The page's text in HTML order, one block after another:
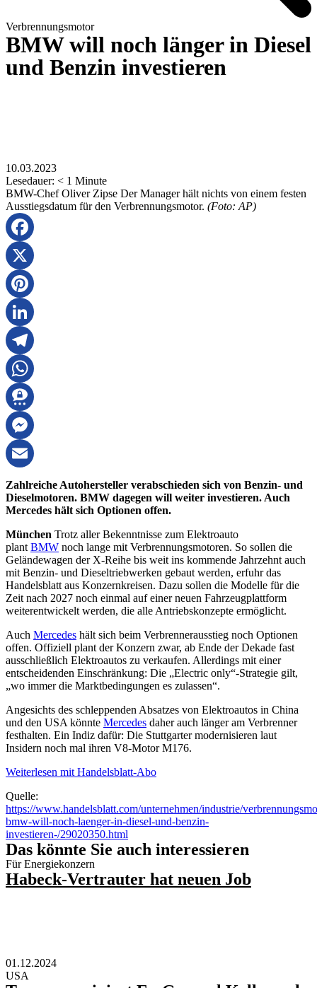
Verbrennungsmotor
BMW will noch länger in Diesel
und Benzin investieren
10.03.2023
Lesedauer: < 1 Minute
BMW-Chef Oliver Zipse Der Manager hält nichts von einem festen
Ausstiegsdatum für den Verbrennungsmotor. (Foto: AP)
Facebook
X
Pinterest
LinkedIn
Telegram
WhatsApp
Threema
Messenger
Email
Zahlreiche Autohersteller verabschieden sich von Benzin- und
Dieselmotoren. BMW dagegen will weiter investieren. Auch
Mercedes hält sich Optionen offen.
München Trotz aller Bekenntnisse zum Elektroauto
plant BMW noch lange mit Verbrennungsmotoren. So sollen die
Geländewagen der X-Reihe bis weit ins kommende Jahrzehnt auch
mit Benzin- und Dieseltriebwerken gebaut werden, erfuhr das
Handelsblatt aus Konzernkreisen. Dazu sollen die Modelle für die
Zeit nach 2027 noch einmal auf einer neuen Fahrzeugplattform
weiterentwickelt werden, die alle Antriebskonzepte ermöglicht.
Auch Mercedes hält sich beim Verbrennerausstieg noch Optionen
offen. Offiziell plant der Konzern zwar, ab Ende der Dekade fast
ausschließlich Elektroautos zu verkaufen. Allerdings mit einer
entscheidenden Einschränkung: Die „Electric only“-Strategie gilt,
„wo immer die Marktbedingungen es zulassen“.
Angesichts des schleppenden Absatzes von Elektroautos in China
und den USA könnte Mercedes daher auch länger am Verbrenner
festhalten. Ein Indiz dafür: Die Stuttgarter modernisieren laut
Insidern noch mal ihren V8-Motor M176.
Weiterlesen mit Handelsblatt-Abo
Quelle:
https://www.handelsblatt.com/unternehmen/industrie/
bmw-will-noch-laenger-in-diesel-und-benzin-
investieren-/29020350.html
Das könnte Sie auch interessieren
Für Energiekonzern
Habeck-Vertrauter hat neuen Job
01.12.2024
USA